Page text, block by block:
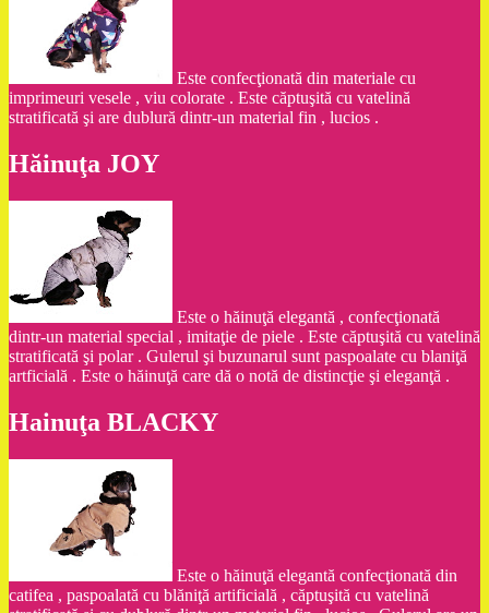
Este confecţionată din materiale cu
imprimeuri vesele , viu colorate . Este căptuşită cu vatelină
stratificată şi are dublură dintr-un material fin , lucios .
Hăinuţa JOY
Este o hăinuţă elegantă , confecţionată
dintr-un material special , imitaţie de piele . Este căptuşită cu vatelină
stratificată şi polar . Gulerul şi buzunarul sunt paspoalate cu blaniţă
artficială . Este o hăinuţă care dă o notă de distincţie şi eleganţă .
Hainuţa BLACKY
Este o hăinuţă elegantă confecţionată din
catifea , paspoalată cu blăniţă artificială , căptuşită cu vatelină